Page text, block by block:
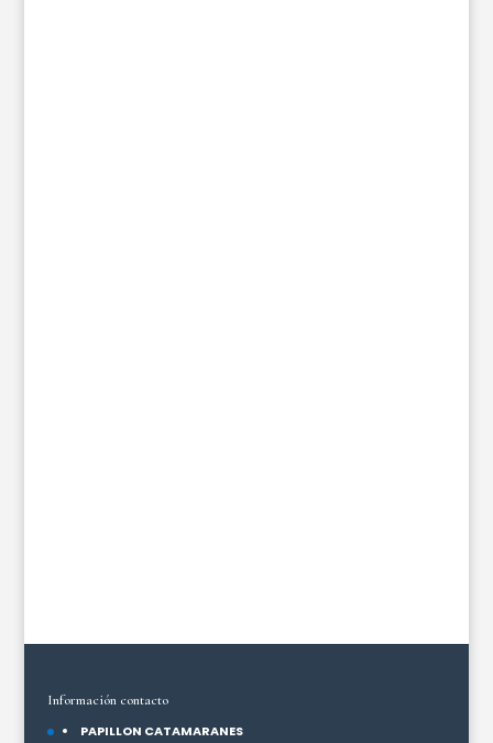
Información contacto
PAPILLON CATAMARANES